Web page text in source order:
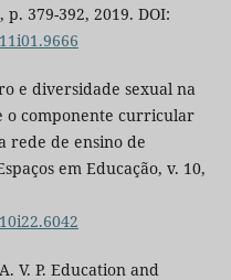
p. 379-392, 2019. DOI:
e diversidade sexual na
o componente curricular
rede de ensino de
em Educação, v. 10,
V. P. Education and